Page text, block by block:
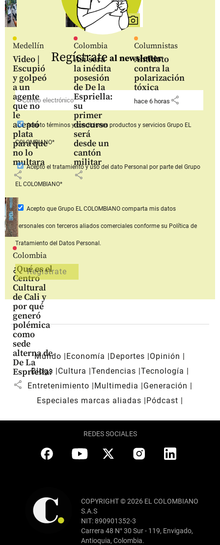
Medellín
Video |
Escupió
y golpeó
a un
agente
que no
le
aceptó
plata
para que
no lo
multara
share
Colombia
Así será
la inédita
posesión
de De la
Espriella:
su
primer
discurso
será
desde un
cantón
militar
share
Columnistas
Antídoto
contra la
polarización
tóxica
hace 6 horas share
Colombia
¿Qué es el
Centro
Cultural
de Cali y
por qué
generó
polémica
como
sede
alterna de
De La
Espriella?
share
Regístrate al newsletter
Aceptotérminos y condiciones productos y serviciosGrupo EL
COLOMBIANO*
Acepto el tratamiento y uso del dato Personal por parte del Grupo
EL COLOMBIANO*
Acepto que Grupo EL COLOMBIANOcomparta mis datos
personales con terceros aliados comerciales conforme su Política de
Tratamiento del Datos Personal.
Mundo Economía Deportes
Opinión
Blogs
Cultura Tendencias Tecnología
Entretenimiento
Multimedia
Generación
Especiales marcas aliadas
Pódcast
REDES SOCIALES
COPYRIGHT © 2026 EL COLOMBIANO
S.A.S
NIT: 890901352-3
Carrera 48 N° 30 Sur - 119, Envigado,
Antioquia, Colombia.